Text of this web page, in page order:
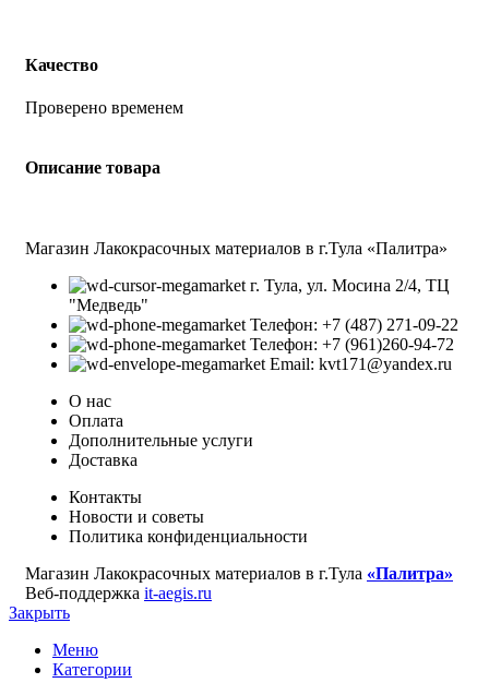
Качество
Проверено временем
Описание товара
Магазин Лакокрасочных материалов в г.Тула «Палитра»
г. Тула, ул. Мосина 2/4, ТЦ
"Медведь"
Телефон: +7 (487) 271-09-22
Телефон: +7 (961)260-94-72
Email: kvt171@yandex.ru
О нас
Оплата
Дополнительные услуги
Доставка
Контакты
Новости и советы
Политика конфиденциальности
Магазин Лакокрасочных материалов в г.Тула «Палитра»
Веб-поддержка it-aegis.ru
Закрыть
Меню
Категории